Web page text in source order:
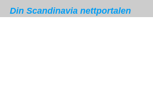
Din Scandinavia nettportalen